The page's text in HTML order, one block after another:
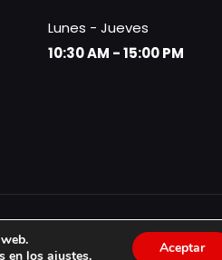
Lunes - Jueves
10:30 AM - 15:00 PM
en losajustes. Aceptar